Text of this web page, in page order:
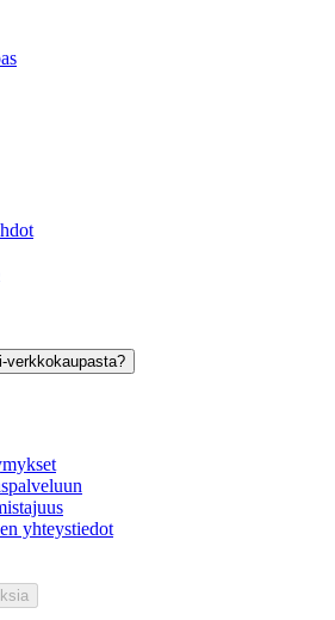
verkkokaupasta?
yhteystiedot